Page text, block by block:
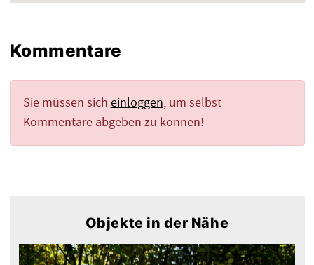
Kommentare
Sie müssen sich einloggen, um selbst
Kommentare abgeben zu können!
Objekte in der Nähe